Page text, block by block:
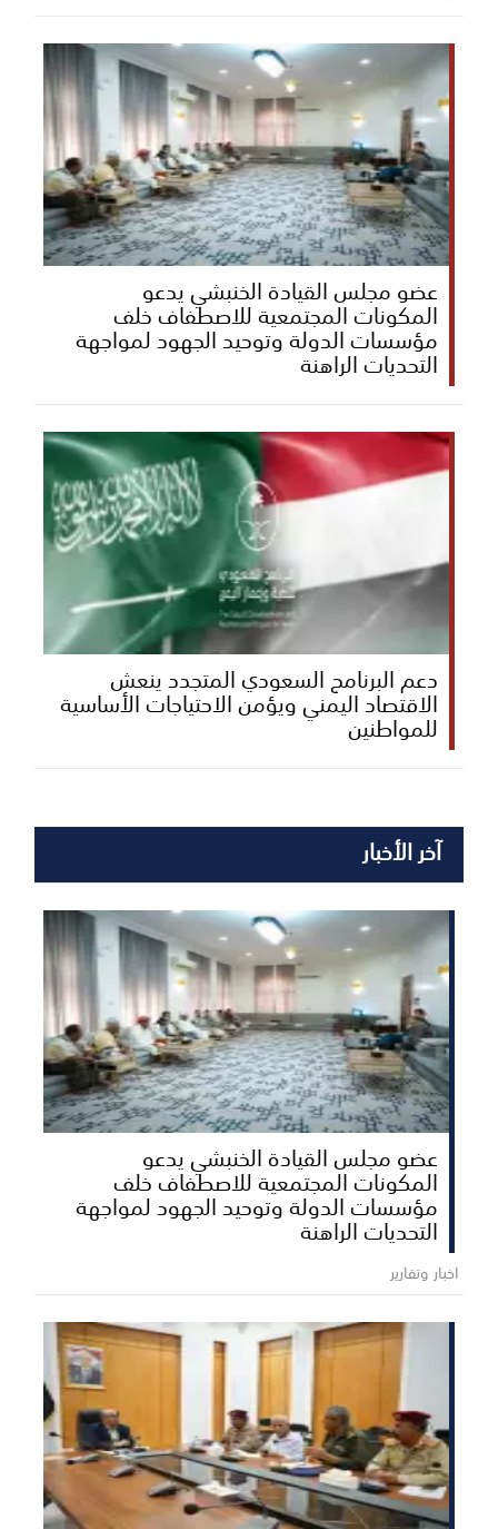
عضو مجلس القيادة الخنبشي يدعو
المكونات المجتمعية للاصطفاف خلف
مؤسسات الدولة وتوحيد الجهود لمواجهة
التحديات الراهنة
دعم البرنامج السعودي المتجدد ينعش
الاقتصاد اليمني ويؤمن الاحتياجات الأساسية
للمواطنين
آخر الأخبار
عضو مجلس القيادة الخنبشي يدعو
المكونات المجتمعية للاصطفاف خلف
مؤسسات الدولة وتوحيد الجهود لمواجهة
التحديات الراهنة
اخبار وتقارير